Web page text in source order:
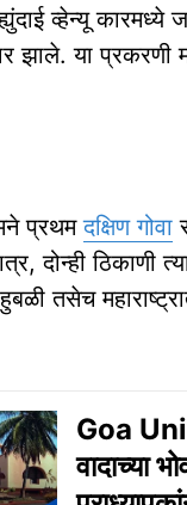
ह्युंदाई व्हेन्यू
झाले. या प्रकरणी
प्रथमदक्षिण गोवा
दोन्ही ठिकाणी
तसेच
Goa
वादाच्या